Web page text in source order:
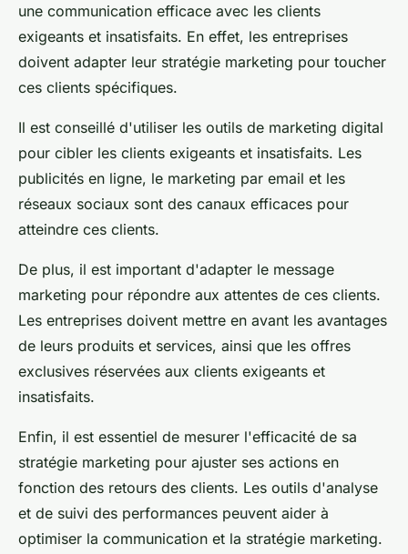
une communication efficace avec les clients
exigeants et insatisfaits. En effet, les entreprises
doivent adapter leur stratégie marketing pour toucher
ces clients spécifiques.
Il est conseillé d'utiliser les outils de marketing digital
pour cibler les clients exigeants et insatisfaits. Les
publicités en ligne, le marketing par email et les
réseaux sociaux sont des canaux efficaces pour
atteindre ces clients.
De plus, il est important d'adapter le message
marketing pour répondre aux attentes de ces clients.
Les entreprises doivent mettre en avant les avantages
de leurs produits et services, ainsi que les offres
exclusives réservées aux clients exigeants et
insatisfaits.
Enfin, il est essentiel de mesurer l'efficacité de sa
stratégie marketing pour ajuster ses actions en
fonction des retours des clients. Les outils d'analyse
et de suivi des performances peuvent aider à
optimiser la communication et la stratégie marketing.